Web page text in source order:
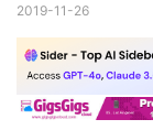
2019-11-26